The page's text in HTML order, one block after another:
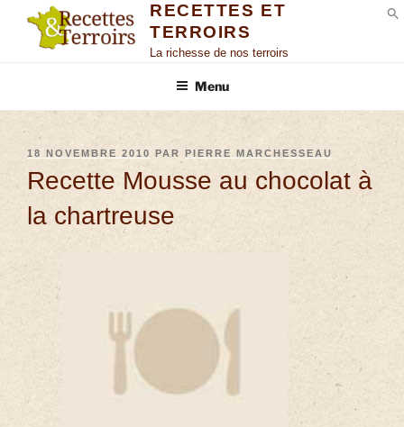
RECETTES ET
TERROIRS
La richesse de nos terroirs
Menu
18 NOVEMBRE 2010 PAR PIERRE MARCHESSEAU
Recette Mousse au chocolat à
la chartreuse